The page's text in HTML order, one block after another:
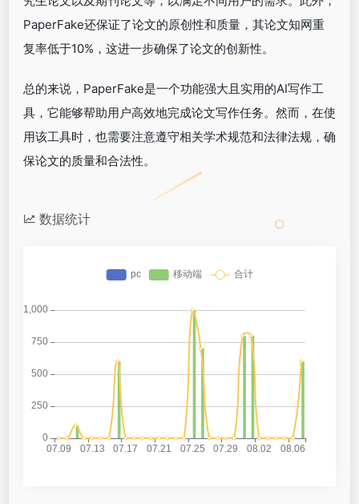
PaperFake还保证了论文的原创性和质量，其论文知网重
复率低于10%，这进一步确保了论文的创新性。
总的来说，PaperFake是一个功能强大且实用的AI写作工
具，它能够帮助用户高效地完成论文写作任务。然而，在使
用该工具时，也需要注意遵守相关学术规范和法律法规，确
保论文的质量和合法性。
数据统计